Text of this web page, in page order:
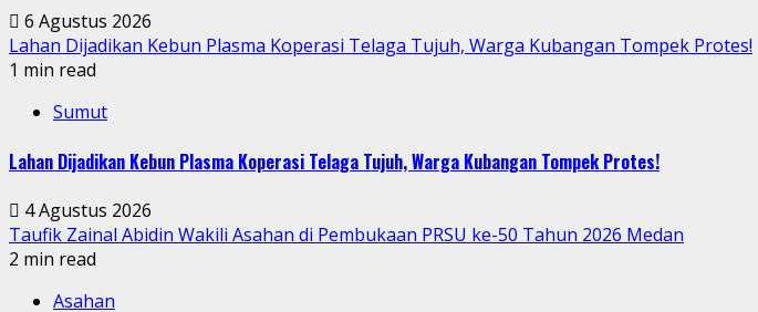
6 Agustus 2026
Lahan Dijadikan Kebun Plasma Koperasi Telaga Tujuh, Warga Kubangan Tompek Protes!
1 min read
Sumut
Lahan Dijadikan Kebun Plasma Koperasi Telaga Tujuh, Warga Kubangan Tompek Protes!
4 Agustus 2026
Taufik Zainal Abidin Wakili Asahan di Pembukaan PRSU ke-50 Tahun 2026 Medan
2 min read
Asahan